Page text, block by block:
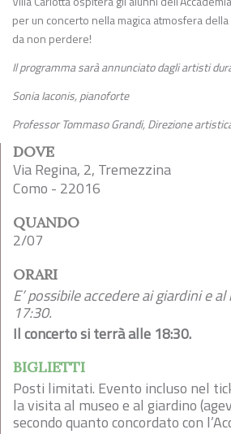
per un concerto nella magica atmosfera
da non perdere!
Il programma sarà annunciato dagli artisti
Sonia Iaconis, pianoforte
Professor Tommaso Grandi, Direzione
DOVE
Via Regina, 2, Tremezzina
Como - 22016
QUANDO
2/07
ORARI
E’ possibile accedere ai giardini e
17:30.
Il concerto si terrà alle 18:30.
BIGLIETTI
Posti limitati. Evento incluso nel
la visita al museo e al giardino
secondo quanto concordato con